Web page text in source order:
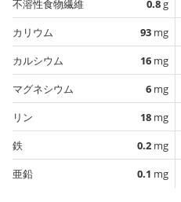
不溶性食物繊維
0.8g
カリウム
93 mg
カルシウム
16 mg
マグネシウム
6 mg
リン
18 mg
鉄
0.2 mg
亜鉛
0.1 mg